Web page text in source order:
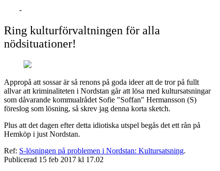
Ring kulturförvaltningen för alla
nödsituationer!
Appropå att sossar är så renons på goda ideer att de tror på fullt
allvar att kriminaliteten i Nordstan går att lösa med kultursatsningar
som dåvarande kommualrådet Sofie "Soffan" Hermansson (S)
föreslog som lösning, så skrev jag denna korta sketch.
Plus att det dagen efter detta idiotiska utspel begås det ett rån på
Hemköp i just Nordstan.
Ref: S-lösningen på problemen i Nordstan: Kultursatsning.
Publicerad 15 feb 2017 kl 17.02